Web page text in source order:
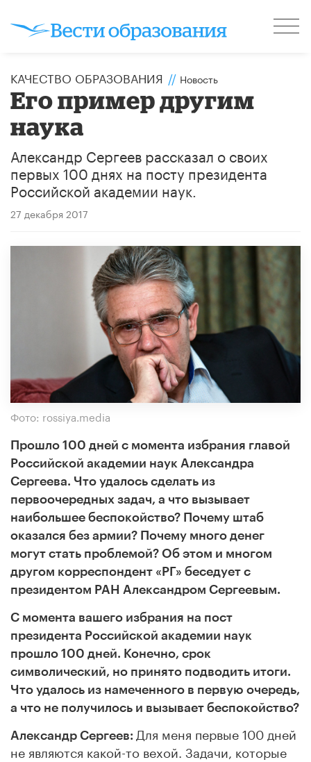
КАЧЕСТВО ОБРАЗОВАНИЯ // Новость
Его пример другим
наука
Александр Сергеев рассказал о своих
первых 100 днях на посту президента
Российской академии наук.
27 декабря 2017
Фото: rossiya.media
Прошло 100 дней с момента избрания главой
Российской академии наук Александра
Сергеева. Что удалось сделать из
первоочередных задач, а что вызывает
наибольшее беспокойство? Почему штаб
оказался без армии? Почему много денег
могут стать проблемой? Об этом и многом
другом корреспондент «РГ» беседует с
президентом РАН Александром Сергеевым.
С момента вашего избрания на пост
президента Российской академии наук
прошло 100 дней. Конечно, срок
символический, но принято подводить итоги.
Что удалось из намеченного в первую очередь,
а что не получилось и вызывает беспокойство?
Александр Сергеев: Для меня первые 100 дней
не являются какой-то вехой. Задачи, которые